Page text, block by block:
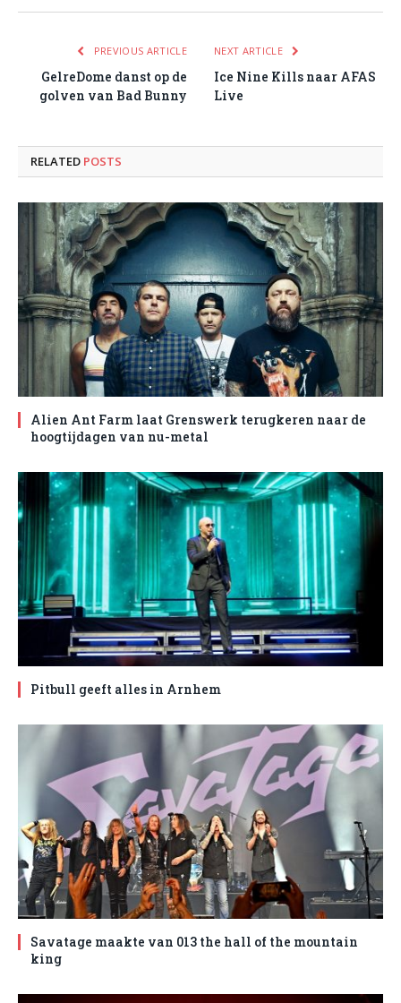
PREVIOUS ARTICLE
GelreDome danst op de
golven van Bad Bunny
NEXT ARTICLE
Ice Nine Kills naar AFAS
Live
RELATED POSTS
Alien Ant Farm laat Grenswerk terugkeren naar de
hoogtijdagen van nu-metal
Pitbull geeft alles in Arnhem
Savatage maakte van 013 the hall of the mountain
king